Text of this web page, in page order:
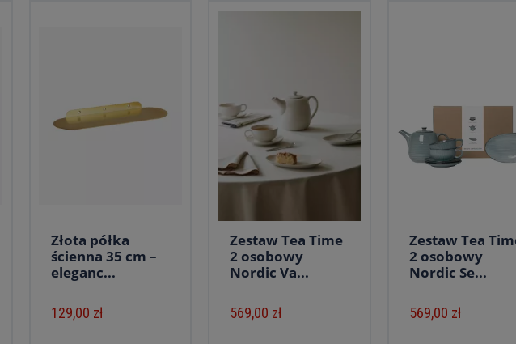
Złota półka
ścienna 35 cm –
eleganc...
129,00 zł
Zestaw Tea Time
2 osobowy
Nordic Va...
569,00 zł
Zestaw Tea
2 osobowy
Nordic Se...
569,00 zł